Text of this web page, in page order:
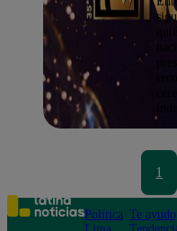
1
Política Te ayudo